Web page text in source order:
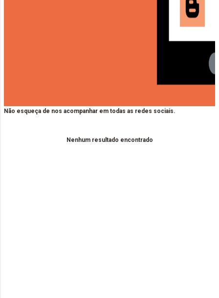
Não esqueça de nos acompanhar em todas as redes sociais.
Nenhum resultado encontrado